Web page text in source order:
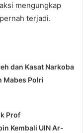
mengungkap
terjadi.
dan Kasat Narkoba
Mabes Polri
Prof
Kembali UIN Ar-